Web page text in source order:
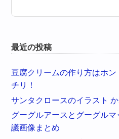
最近の投稿
豆腐クリームの作り方はホ
チリ！
サンタクロースのイラスト
グーグルアースとグーグル
議画像まとめ